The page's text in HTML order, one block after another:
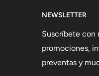
NEWSLETTER
Suscríbete con
promociones,
preventas y